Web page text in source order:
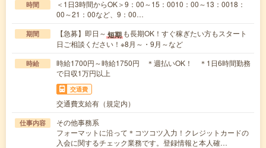
時間
＜1日3時間からOK＞9：00～15：0010：00～13：0018：
00～21：00など、9：00…
期間 【急募】即日～ 短期 も長期OK！すぐ稼ぎたい方もスタート
日ご相談ください！※8月～・9月～など
時給
時給1700円～時給1750円 ＊週払いOK！ ＊1日6時間勤務
で日収1万円以上
交通費
交通費支給有（規定内）
仕事内容
その他事務系
フォーマットに沿って＊コツコツ入力！クレジットカードの
入会に関するチェック業務です。登録情報と本人確…